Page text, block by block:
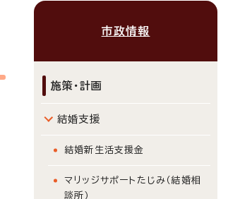
市政情報
施策・計画
結婚支援
結婚新生活支援金
マリッジサポートたじみ（結婚相
談所）